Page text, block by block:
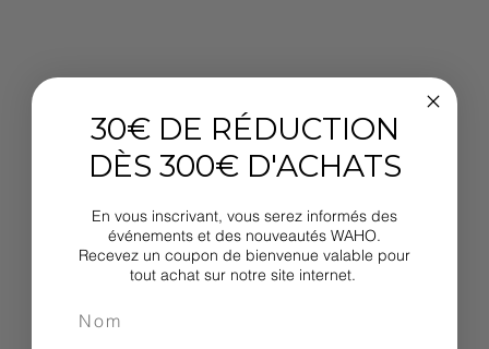
30€ DE RÉDUCTION
DÈS 300€ D'ACHATS
En vous inscrivant, vous serez informés des
événements et des nouveautés WAHO.
Recevez un coupon de bienvenue valable pour
tout achat sur notre site internet.